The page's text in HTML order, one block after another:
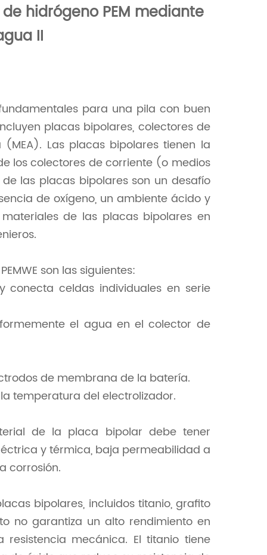
한국의
hidrógeno PEM mediante
II
para una pila con buen
placas bipolares, colectores de
Las placas bipolares tienen la
los colectores de corriente (o medios
las placas bipolares son un desafío
de oxígeno, un ambiente ácido y
de las placas bipolares en
son las siguientes:
conecta celdas individuales en serie
el agua en el colector de
de membrana de la batería.
temperatura del electrolizador.
de la placa bipolar debe tener
y térmica, baja permeabilidad a
corrosión.
bipolares, incluidos titanio, grafito
no garantiza un alto rendimiento en
mecánica. El titanio tiene